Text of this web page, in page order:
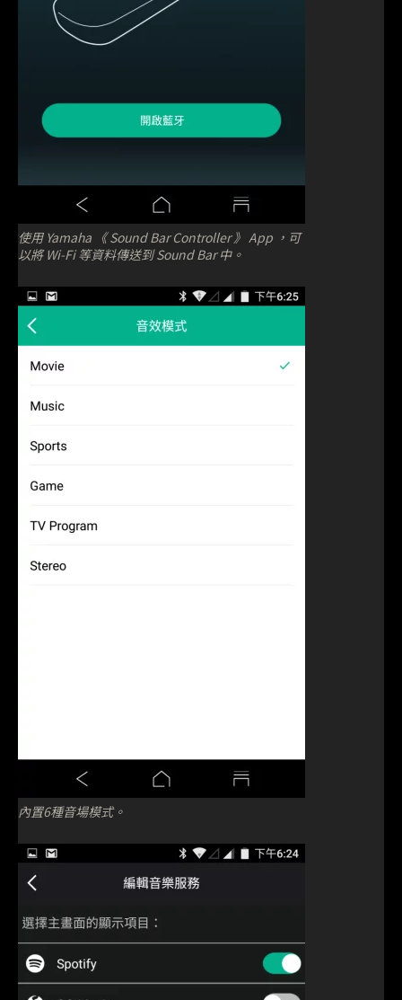
使用 Yamaha 《 Sound Bar Controller 》 App ，可
以將 Wi-Fi 等資料傳送到 Sound Bar 中。
內置6種音場模式。